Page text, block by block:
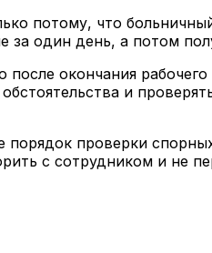
потому, что
за один день, а потом
окончания
и
порядок проверки
с сотрудником и не